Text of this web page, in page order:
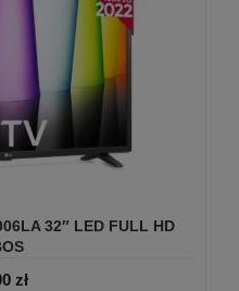
32″ LED FULL HD
zł